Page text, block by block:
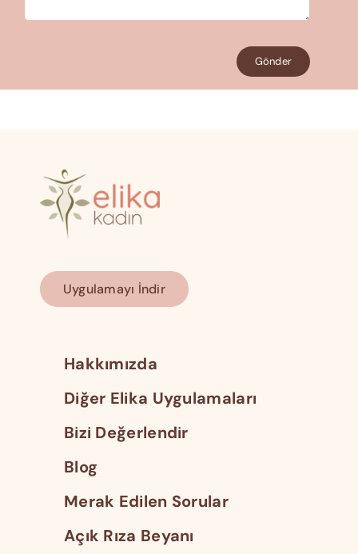
Gönder
Uygulamayı İndir
Hakkımızda
Diğer Elika Uygulamaları
Bizi Değerlendir
Blog
Merak Edilen Sorular
Açık Rıza Beyanı